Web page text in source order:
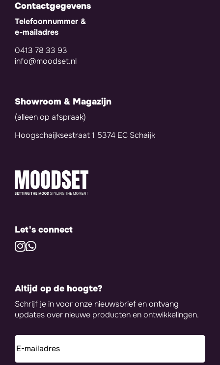
Contactgegevens
Telefoonnummer &
e-mailadres
0413 78 33 93
info@moodset.nl
Showroom & Magazijn
(alleen op afspraak)
Hoogschaijksestraat 1 5374 EC Schaijk
Let's connect
Altijd op de hoogte?
Schrijf je in voor onze nieuwsbrief en ontvang
updates over nieuwe producten en ontwikkelingen.